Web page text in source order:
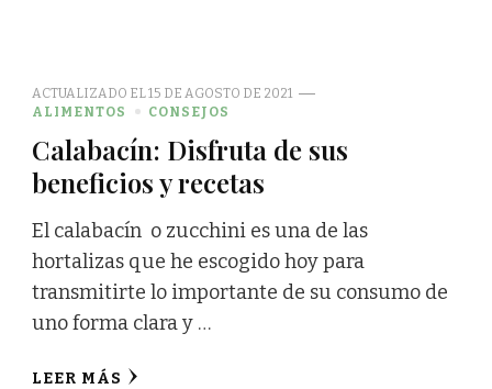
ACTUALIZADO EL15 DE AGOSTO DE 2021
ALIMENTOS
CONSEJOS
Calabacín: Disfruta de sus
beneficios y recetas
El calabacín o zucchini es una de las
hortalizas que he escogido hoy para
transmitirte lo importante de su consumo de
uno forma clara y …
LEER MÁS